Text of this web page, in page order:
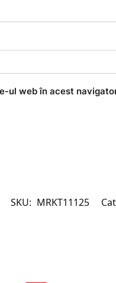
ul web în acest
SKU: MRKT11125